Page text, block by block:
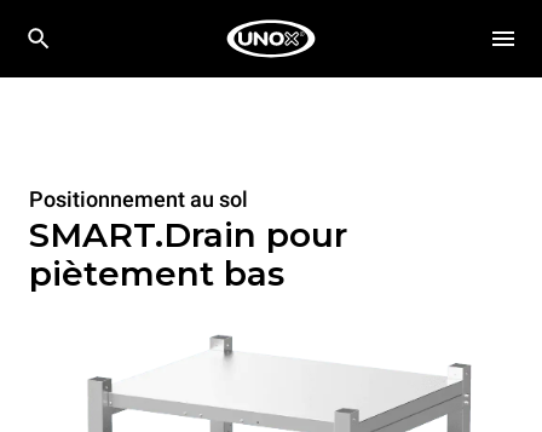
Positionnement au sol
SMART.Drain pour
piètement bas